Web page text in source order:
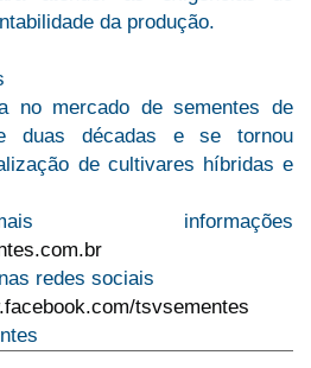
da produção.
no mercado de sementes de
duas décadas e se tornou
de cultivares híbridas e
informações
redes sociais
tsvsementes